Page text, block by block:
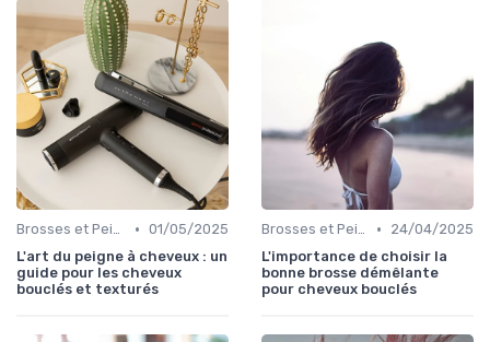
Brosses et Peignes Spéciaux • 01/05/2025
L'art du peigne à cheveux : un
guide pour les cheveux
bouclés et texturés
Brosses et Peignes Spéciaux •
24/04/2025
L'importance de choisir la
bonne brosse démêlante
pour cheveux bouclés